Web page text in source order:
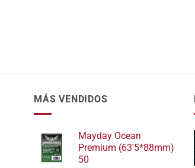
MÁS VENDIDOS
Mayday Ocean
Premium (63'5*88mm)
50